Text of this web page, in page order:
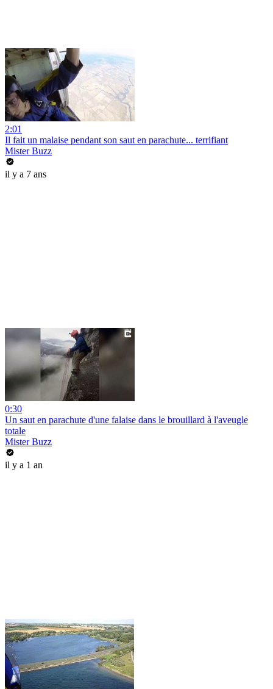
2:01
Il fait un malaise pendant son saut en parachute... terrifiant
Mister Buzz
il y a 7 ans
0:30
Un saut en parachute d'une falaise dans le brouillard à l'aveugle
totale
Mister Buzz
il y a 1 an